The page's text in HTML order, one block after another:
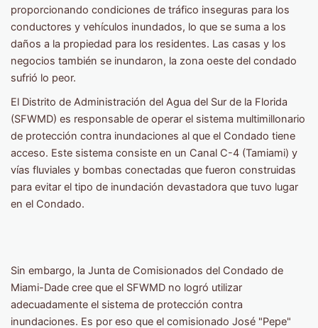
proporcionando condiciones de tráfico inseguras para los
conductores y vehículos inundados, lo que se suma a los
daños a la propiedad para los residentes. Las casas y los
negocios también se inundaron, la zona oeste del condado
sufrió lo peor.
El Distrito de Administración del Agua del Sur de la Florida
(SFWMD) es responsable de operar el sistema multimillonario
de protección contra inundaciones al que el Condado tiene
acceso. Este sistema consiste en un Canal C-4 (Tamiami) y
vías fluviales y bombas conectadas que fueron construidas
para evitar el tipo de inundación devastadora que tuvo lugar
en el Condado.
Sin embargo, la Junta de Comisionados del Condado de
Miami-Dade cree que el SFWMD no logró utilizar
adecuadamente el sistema de protección contra
inundaciones. Es por eso que el comisionado José "Pepe"